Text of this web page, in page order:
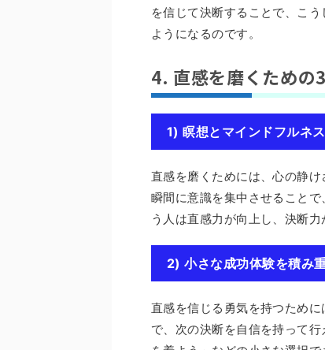
を信じて決断することで、こ
ようになるのです。
4. 直感を磨くための
1) 瞑想とマインドフルネ
直感を磨くためには、心の静
瞬間に意識を集中させること
う人は直感力が向上し、決断
2) 小さな成功体験を積み
直感を信じる勇気を持つため
で、次の決断を自信を持って